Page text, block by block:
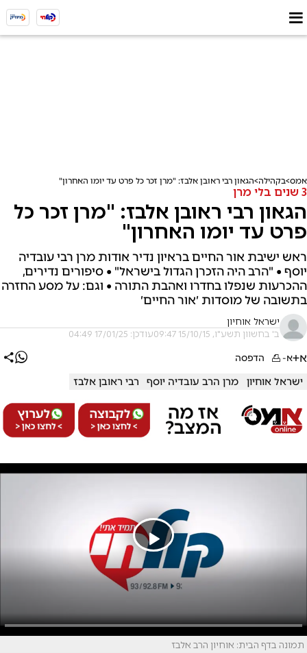
אמס בקהילה הגאון רבי ראובן אלבז: "מרן זכר כל פרט עד יומו האחרון"
3 שנים בלי מרן
הגאון רבי ראובן אלבז: "מרן זכר כל
פרט עד יומו האחרון"
ראש ישיבת אור החיים בראיון נדיר אודות מרן רבי עובדיה
יוסף • "הרב היה הזכרן הגדול בישראל" • סיפורים נדירים,
ההכרעות שנפלו בחדרו ואהבת התורה • וגם: על מסע החזרה
בתשובה של מוסדות ׳אור החיים׳
ישראל אוחיון
ב' בחשוון תשע"ו, 15/10/15 09:47 עודכן: 17/01/25 04:49
א+א- הדפסה
ישראל אוחיון מרן הרב עובדיה יוסף רבי ראובן אלבז
תמונה בדף הבית: אוחיון הרב אלבז